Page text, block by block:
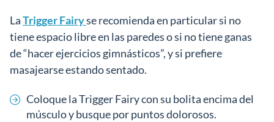
LaTrigger Fairyse recomienda en particular si no
tiene espacio libre en las paredes o si no tiene ganas
de “hacer ejercicios gimnásticos”, y si prefiere
masajearse estando sentado.
Coloque la Trigger Fairy con su bolita encima del
músculo y busque por puntos dolorosos.